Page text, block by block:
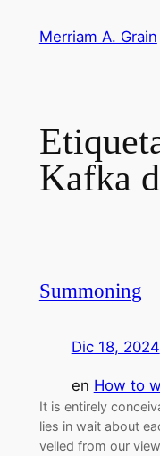
Merriam A. Grain
Kafka
Summoning
Dic 18, 2024
en How to
It is entirely
lies in wait about
veiled from our